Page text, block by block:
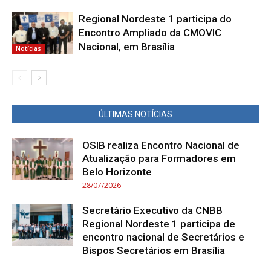
Notícias
Regional Nordeste 1 participa do
Encontro Ampliado da CMOVIC
Nacional, em Brasília
ÚLTIMAS NOTÍCIAS
OSIB realiza Encontro Nacional de
Atualização para Formadores em
Belo Horizonte
28/07/2026
Secretário Executivo da CNBB
Regional Nordeste 1 participa de
encontro nacional de Secretários e
Bispos Secretários em Brasília